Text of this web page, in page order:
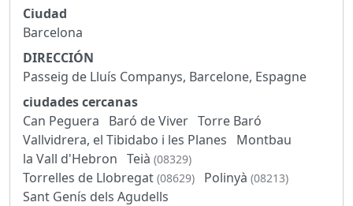
Ciudad
Barcelona
DIRECCIÓN
Passeig de Lluís Companys, Barcelone, Espagne
ciudades cercanas
Can Peguera
Baró de Viver Torre Baró
Vallvidrera, el Tibidabo i les Planes
Montbau
la Vall d'Hebron Teià (08329)
Torrelles de Llobregat (08629) Polinyà (08213)
Sant Genís dels Agudells